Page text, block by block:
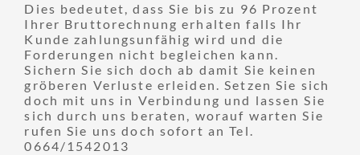
Dies bedeutet, dass Sie bis zu 96 Prozent
Ihrer Bruttorechnung erhalten falls Ihr
Kunde zahlungsunfähig wird und die
Forderungen nicht begleichen kann.
Sichern Sie sich doch ab damit Sie keinen
gröberen Verluste erleiden. Setzen Sie sich
doch mit uns in Verbindung und lassen Sie
sich durch uns beraten, worauf warten Sie
rufen Sie uns doch sofort an Tel.
0664/1542013